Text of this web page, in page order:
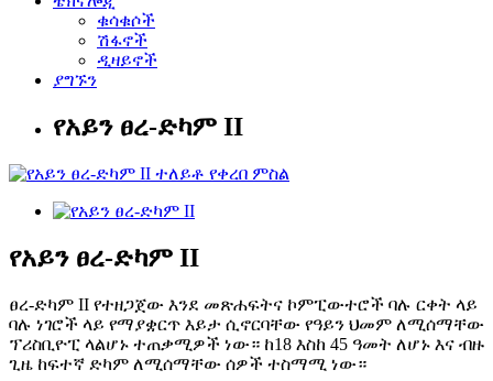
ቁሳቁሶች
ሽፋኖች
ዲዛይኖች
ያግኙን
የአይን ፀረ-ድካም II
የአይን ፀረ-ድካም II
ፀረ-ድካም II የተዘጋጀው እንደ መጽሐፍትና ኮምፒውተሮች ባሉ ርቀት ላይ
ባሉ ነገሮች ላይ የማያቋርጥ እይታ ሲኖርባቸው የዓይን ህመም ለሚሰማቸው
ፕሪስቢዮፒ ላልሆኑ ተጠቃሚዎች ነው። ከ18 እስከ 45 ዓመት ለሆኑ እና ብዙ
ጊዜ ከፍተኛ ድካም ለሚሰማቸው ሰዎች ተስማሚ ነው።